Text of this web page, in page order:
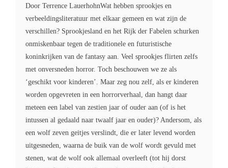
Door Terrence LauerhohnWat hebben sprookjes en
verbeeldingsliteratuur met elkaar gemeen en wat zijn de
verschillen? Sprookjesland en het Rijk der Fabelen schurken
onmiskenbaar tegen de traditionele en futuristische
koninkrijken van de fantasy aan. Veel sprookjes flirten zelfs
met onversneden horror. Toch beschouwen we ze als
‘geschikt voor kinderen’. Maar zeg nou zelf, als er kinderen
worden opgevreten in een horrorverhaal, dan hangt daar
meteen een label van zestien jaar of ouder aan (of is het
intussen al gedaald naar twaalf jaar en ouder)? Andersom, als
een wolf zeven geitjes verslindt, die er later levend worden
uitgesneden, waarna de buik van de wolf wordt gevuld met
stenen, wat de wolf ook allemaal overleeft (tot hij dorst